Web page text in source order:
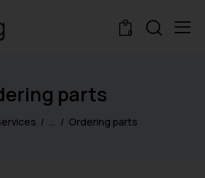
0
parts
Ordering parts